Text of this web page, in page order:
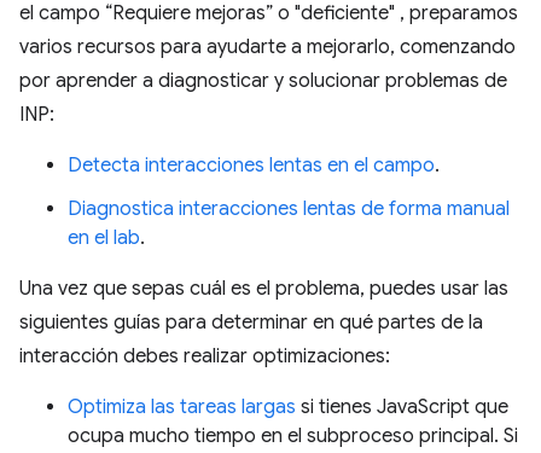
el campo “Requiere mejoras” o "deficiente" , preparamos
varios recursos para ayudarte a mejorarlo, comenzando
por aprender a diagnosticar y solucionar problemas de
INP:
Detecta interacciones lentas en el campo.
Diagnostica interacciones lentas de forma manual
en el lab.
Una vez que sepas cuál es el problema, puedes usar las
siguientes guías para determinar en qué partes de la
interacción debes realizar optimizaciones:
Optimiza las tareas largas si tienes JavaScript que
ocupa mucho tiempo en el subproceso principal. Si